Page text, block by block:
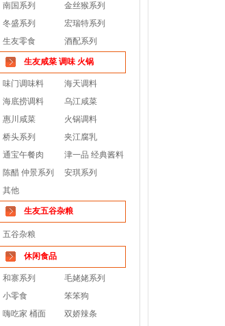
南国系列
金丝猴系列
冬盛系列
宏瑞特系列
生友零食
酒配系列
生友咸菜 调味 火锅
味门调味料
海天调料
海底捞调料
乌江咸菜
惠川咸菜
火锅调料
桥头系列
夹江腐乳
通宝午餐肉
津一品 经典酱料
陈醋 仲景系列
安琪系列
其他
生友五谷杂粮
五谷杂粮
休闲食品
和寨系列
毛姥姥系列
小零食
笨笨狗
嗨吃家 桶面
双娇辣条